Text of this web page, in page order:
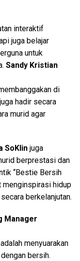
interaktif
juga belajar
untuk
Sandy Kristian
di
juga hadir secara
murid agar
SoKlin juga
berprestasi dan
“Bestie Bersih
menginspirasi hidup
berkelanjutan.
Manager
menyuarakan
bersih.